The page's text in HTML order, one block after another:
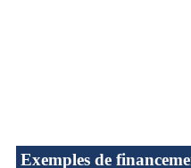
Exemples de